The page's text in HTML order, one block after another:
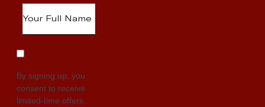
By signing up, you
consent to receive
limited-time offers,